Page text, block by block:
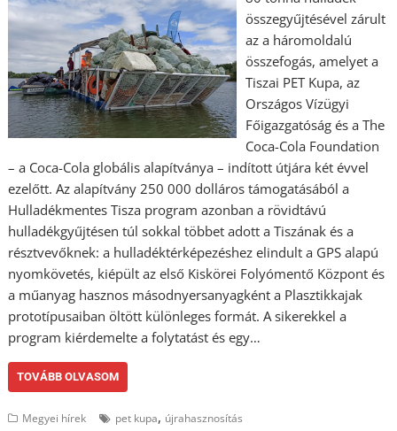
összegyűjtésével zárult
az a háromoldalú
összefogás, amelyet a
Tiszai PET Kupa, az
Országos Vízügyi
Főigazgatóság és a The
Coca-Cola Foundation
– a Coca-Cola globális alapítványa – indított útjára két évvel
ezelőtt. Az alapítvány 250 000 dolláros támogatásából a
Hulladékmentes Tisza program azonban a rövidtávú
hulladékgyűjtésen túl sokkal többet adott a Tiszának és a
résztvevőknek: a hulladéktérképezéshez elindult a GPS alapú
nyomkövetés, kiépült az első Kiskörei Folyómentő Központ és
a műanyag hasznos másodnyersanyagként a Plasztikkajak
prototípusaiban öltött különleges formát. A sikerekkel a
program kiérdemelte a folytatást és egy…
TOVÁBB OLVASOM
Megyei hírek pet kupa, újrahasznosítás